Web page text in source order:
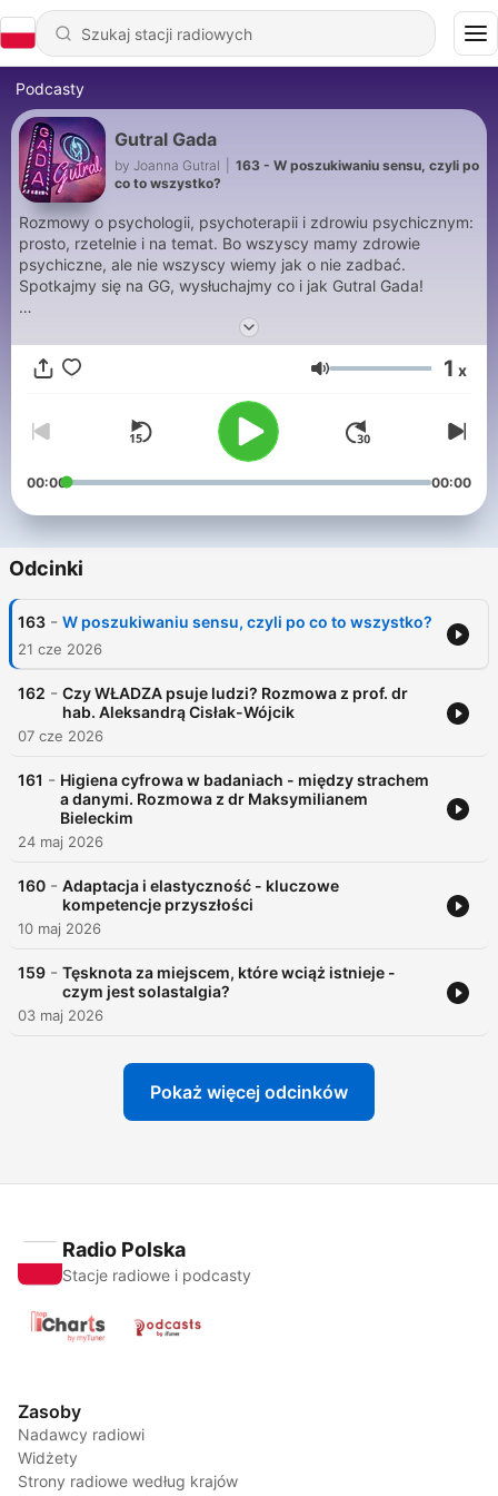
Podcasty
Gutral Gada
by Joanna Gutral
163 - W poszukiwaniu sensu, czyli po
co to wszystko?
Rozmowy o psychologii, psychoterapii i zdrowiu psychicznym:
prosto, rzetelnie i na temat. Bo wszyscy mamy zdrowie
psychiczne, ale nie wszyscy wiemy jak o nie zadbać.
Spotkajmy się na GG, wysłuchajmy co i jak Gutral Gada!
Joanna Gutral - psycholożka, psychoterapeutka,
psychoedukatorka & podcasterka
Głośność 1 x
00:00 00:00
Odcinki
163 - W poszukiwaniu sensu, czyli po co to wszystko?
21 cze 2026
162 - Czy WŁADZA psuje ludzi? Rozmowa z prof. dr
hab. Aleksandrą Cisłak-Wójcik
07 cze 2026
161 - Higiena cyfrowa w badaniach - między strachem
a danymi. Rozmowa z dr Maksymilianem
Bieleckim
24 maj 2026
160 - Adaptacja i elastyczność - kluczowe
kompetencje przyszłości
10 maj 2026
159 - Tęsknota za miejscem, które wciąż istnieje -
czym jest solastalgia?
03 maj 2026
Pokaż więcej odcinków
Radio Polska
Stacje radiowe i podcasty
Zasoby
Nadawcy radiowi
Widżety
Strony radiowe według krajów